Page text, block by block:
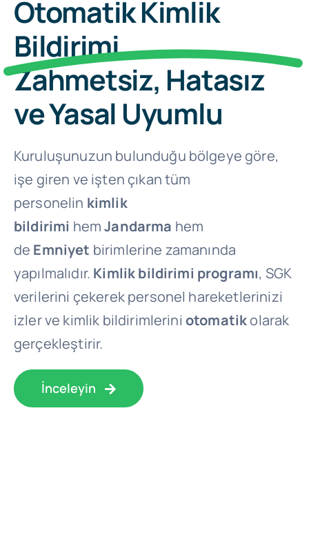
Otomatik Kimlik
Bildirimi
Zahmetsiz, Hatasız
ve Yasal Uyumlu
Kuruluşunuzun bulunduğu bölgeye göre,
işe giren ve işten çıkan tüm
personelin kimlik
bildirimi hemJandarma hem
de Emniyet birimlerine zamanında
yapılmalıdır. Kimlik bildirimi programı, SGK
verilerini çekerek personel hareketlerinizi
izler ve kimlik bildirimlerini otomatikolarak
gerçekleştirir.
İnceleyin